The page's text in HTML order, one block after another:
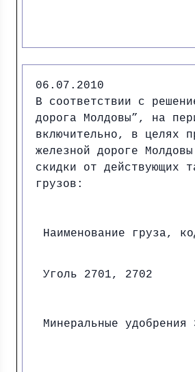
06.07.2010
В соответствии с
дорога Молдовы”, на
включительно, в целях
железной дороге
скидки от действующих
грузов:
Наименование груза,
Уголь 2701, 2702
Минеральные